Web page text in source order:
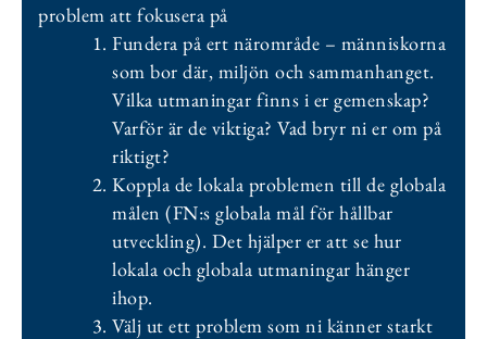
problem att fokusera på
Fundera på ert närområde – människorna
som bor där, miljön och sammanhanget.
Vilka utmaningar finns i er gemenskap?
Varför är de viktiga? Vad bryr ni er om på
riktigt?
Koppla de lokala problemen till de globala
målen (FN:s globala mål för hållbar
utveckling). Det hjälper er att se hur
lokala och globala utmaningar hänger
ihop.
Välj ut ett problem som ni känner starkt